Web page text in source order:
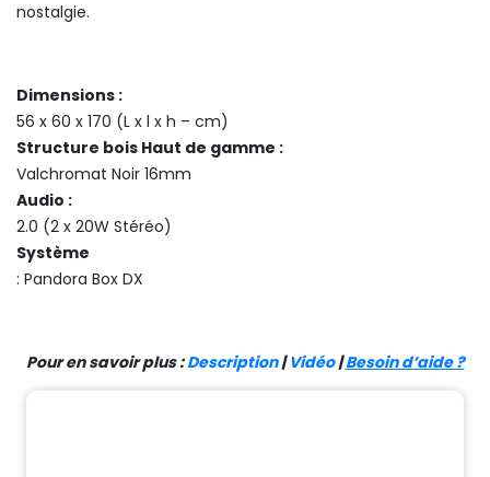
nostalgie.
Dimensions :
56 x 60 x 170 (L x l x h – cm)
Structure bois Haut de gamme :
Valchromat Noir 16mm
Audio :
2.0 (2 x 20W Stéréo)
Système
: Pandora Box DX
Pour en savoir plus :Description|Vidéo|Besoin d’aide ?